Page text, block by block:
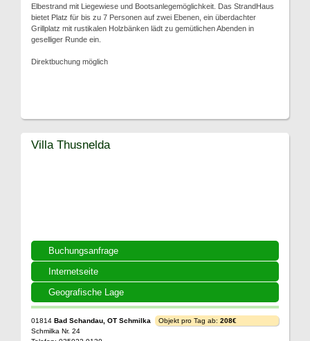
Elbestrand mit Liegewiese und Bootsanlegemöglichkeit. Das StrandHaus
bietet Platz für bis zu 7 Personen auf zwei Ebenen, ein überdachter
Grillplatz mit rustikalen Holzbänken lädt zu gemütlichen Abenden in
geselliger Runde ein.
Direktbuchung möglich
Buchungsanfrage
Internetseite
Geografische Lage
Villa Thusnelda
01814 Bad Schandau, OT Schmilka
Schmilka Nr. 24
Objekt pro Tag ab: 208€